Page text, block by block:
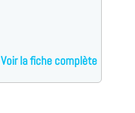
Voir la fiche complète